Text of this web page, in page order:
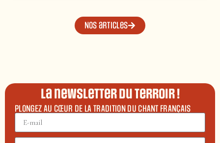
Nos articles
La newsletter du terroir !
PLONGEZ AU CŒUR DE LA TRADITION DU CHANT FRANÇAIS